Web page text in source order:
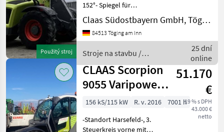
Použitý stroj
152°- Spiegel für
Anhängekupplung- Spiegel
vorne / hinten-
Zusatzsteuerkreis Heck - dw
Schwingungsdämpfung-
Claas Südostbayern GmbH, Töging
84513 Töging am Inn
Stroje na stavbu /
Claas
25 dní
online
CLAAS Scorpion
9055 Varipower
Plus
51.170
€
19 % s DPH
43.000 €
netto
156 kS/115 kW R. v. 2016
7001 h
-Standort Harsefeld-, 3.
Steuerkreis vorne mit